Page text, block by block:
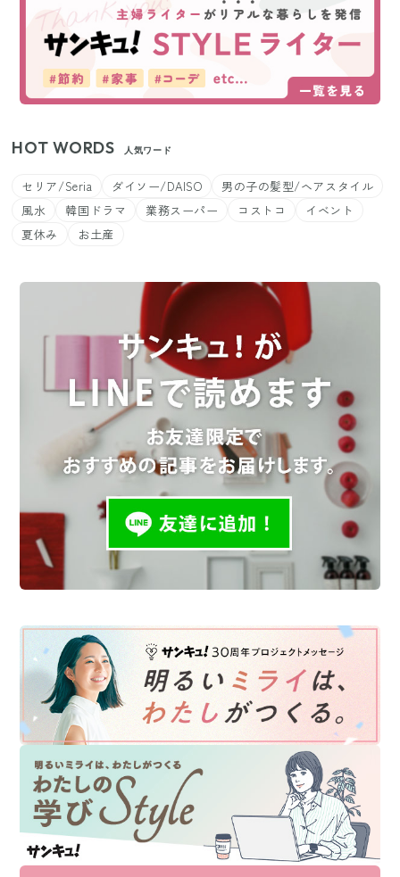
HOT WORDS 人気ワード
セリア/Seria ダイソー/DAISO
男の子の髪型/ヘアスタイル
風水
韓国ドラマ 業務スーパー コストコ
イベント
夏休み
お土産